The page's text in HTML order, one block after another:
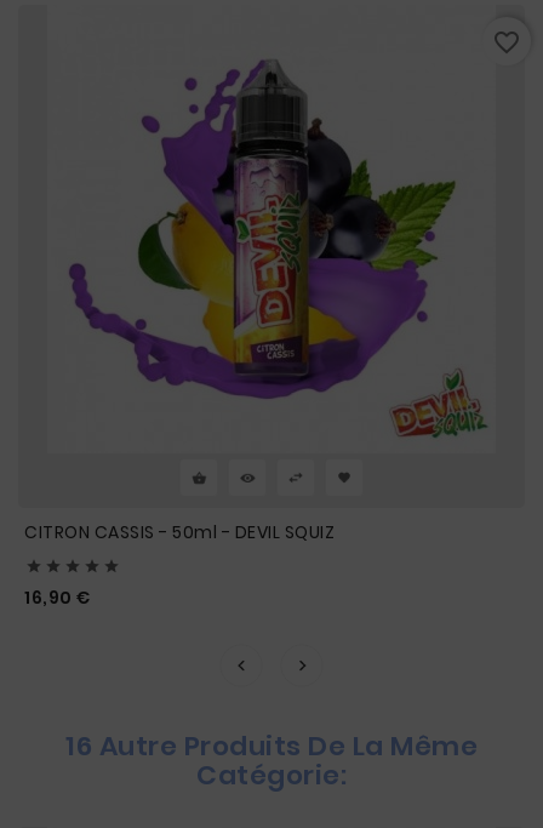
CITRON CASSIS - 50ml - DEVIL SQUIZ
    
16,90 €
favorite_border
16 Autre Produits De La Même
Catégorie: